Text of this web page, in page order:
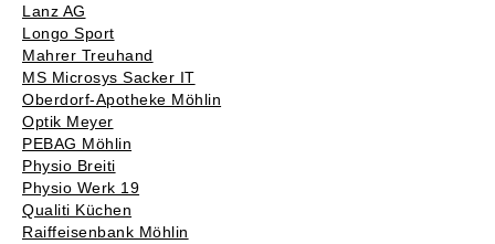
Lanz AG
Longo Sport
Mahrer Treuhand
MS Microsys Sacker IT
Oberdorf-Apotheke Möhlin
Optik Meyer
PEBAG Möhlin
Physio Breiti
Physio Werk 19
Qualiti Küchen
Raiffeisenbank Möhlin